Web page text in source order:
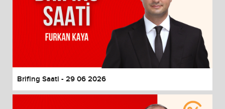
Brifing Saati - 29 06 2026